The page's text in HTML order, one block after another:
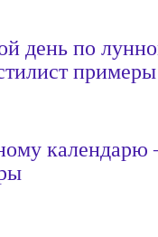
день по
примеры